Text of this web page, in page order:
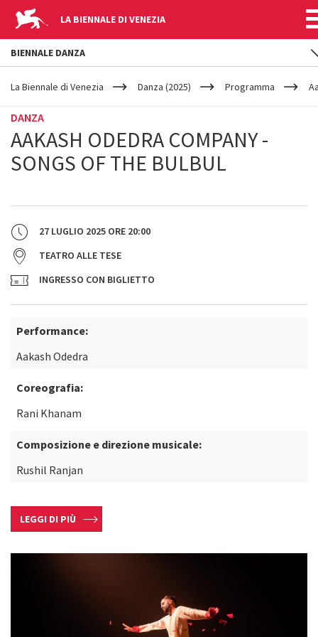
LA BIENNALE DI VENEZIA
YOUR
ARE
La Biennale di Venezia Danza (2025) Programma
DANZA
AAKASH ODEDRA COMPANY -
SONGS OF THE BULBUL
27 LUGLIO 2025 ORE 20:00
TEATRO ALLE TESE
INGRESSO CON BIGLIETTO
Performance:
Aakash Odedra
Coreografia:
Rani Khanam
Composizione e direzione musicale:
Rushil Ranjan
LEGGI DI PIÙ
BIENNALE DANZA